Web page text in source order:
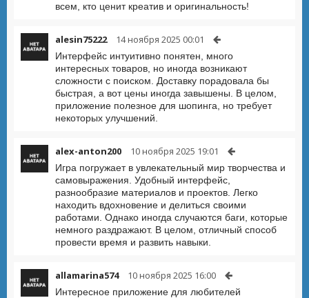
всем, кто ценит креатив и оригинальность!
alesin75222 14 ноября 2025 00:01
Интерфейс интуитивно понятен, много
интересных товаров, но иногда возникают
сложности с поиском. Доставку порадовала бы
быстрая, а вот цены иногда завышены. В целом,
приложение полезное для шопинга, но требует
некоторых улучшений.
alex-anton200 10 ноября 2025 19:01
Игра погружает в увлекательный мир творчества и
самовыражения. Удобный интерфейс,
разнообразие материалов и проектов. Легко
находить вдохновение и делиться своими
работами. Однако иногда случаются баги, которые
немного раздражают. В целом, отличный способ
провести время и развить навыки.
allamarina574 10 ноября 2025 16:00
Интересное приложение для любителей